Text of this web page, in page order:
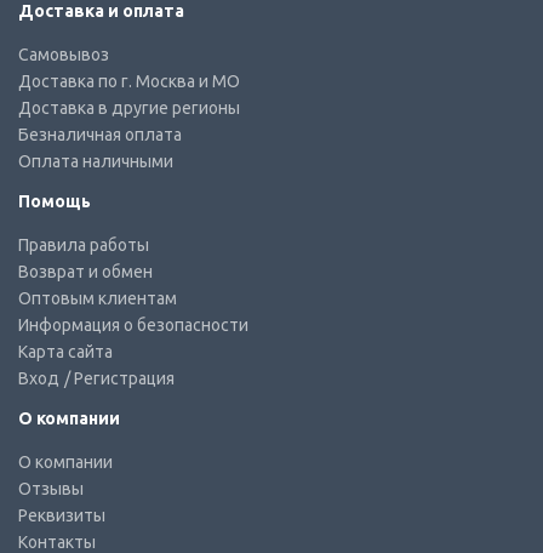
Доставка и оплата
Самовывоз
Доставка по г. Москва и МО
Доставка в другие регионы
Безналичная оплата
Оплата наличными
Помощь
Правила работы
Возврат и обмен
Оптовым клиентам
Информация о безопасности
Карта сайта
Вход / Регистрация
О компании
О компании
Отзывы
Реквизиты
Контакты